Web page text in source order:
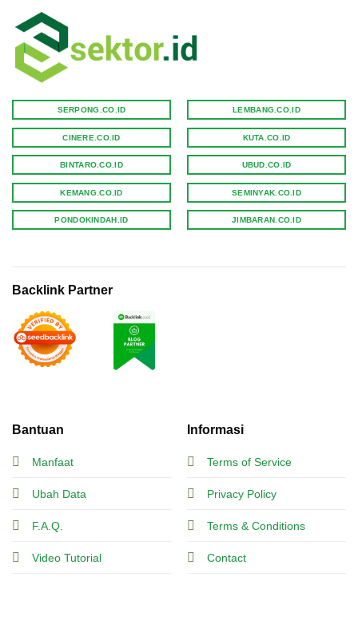
Bantuan
Manfaat
Ubah Data
F.A.Q.
Video Tutorial
Informasi
Terms of Service
Privacy Policy
Terms & Conditions
Contact
SERPONG.CO.ID
CINERE.CO.ID
BINTARO.CO.ID
KEMANG.CO.ID
PONDOKINDAH.ID
LEMBANG.CO.ID
KUTA.CO.ID
UBUD.CO.ID
SEMINYAK.CO.ID
JIMBARAN.CO.ID
Backlink Partner